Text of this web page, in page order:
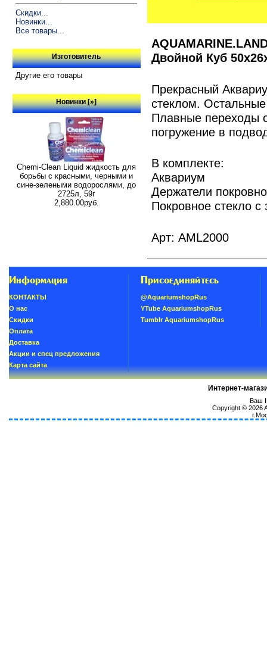
Скидки...
Новинки...
Все товары...
Изготовитель
Другие его товары
Новинки [»]
Chemi-Clean Liquid жидкость для
борьбы с красными, черными и
сине-зелеными водорослями, до
2725л, 59г
2,880.00руб.
Двойной Куб
Прекрасный
стеклом.
Плавные переходы
погружение в
В комплекте:
Аквариум
Держатели
Покровное стекло
Арт: AML2000
Информация
КОНТАКТЫ
О нас
Скидки
Oплатa
Доставка
Акции и спец предложения
Карта сайта
Присоединяйтесь
@AquariumshopRus
YTube AquariumshopRus
Tumblr AquariumshopRus
Интернет-
Ваш
Copyright © 2026